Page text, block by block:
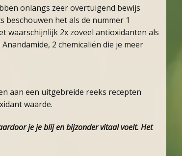
onlangs zeer overtuigend bewijs
beschouwen het als de nummer 1
waarschijnlijk 2x zoveel antioxidanten als
2 chemicaliën die je meer
aan een uitgebreide reeks recepten
waarde.
je je blij en bijzonder vitaal voelt. Het